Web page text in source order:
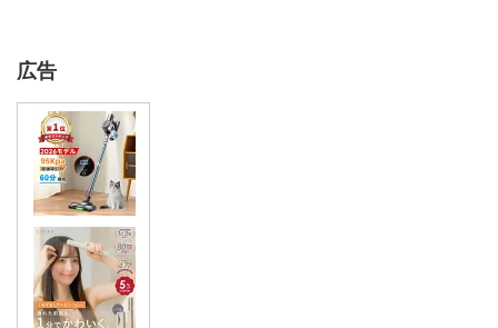
広告